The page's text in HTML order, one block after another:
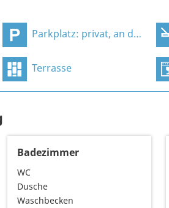
Parkplatz: privat, an der Unterkunft
Terrasse
Badezimmer
WC
Dusche
Waschbecken